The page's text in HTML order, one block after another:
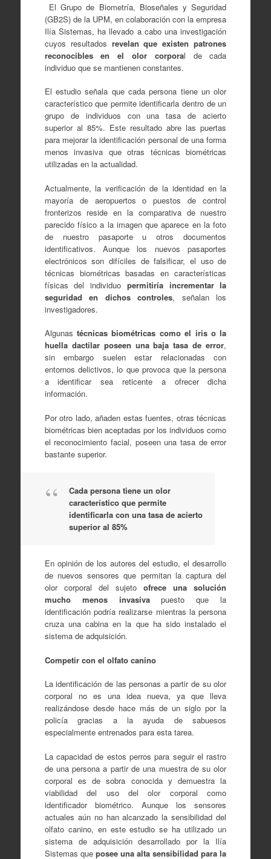
El Grupo de Biometría, Bioseñales y Seguridad
(GB2S) de la UPM, en colaboración con la empresa
Ilía Sistemas, ha llevado a cabo una investigación
cuyos resultados revelan que existen patrones
reconocibles en el olor corporal de cada
individuo que se mantienen constantes.
El estudio señala que cada persona tiene un olor
característico que permite identificarla dentro de un
grupo de individuos con una tasa de acierto
superior al 85%. Este resultado abre las puertas
para mejorar la identificación personal de una forma
menos invasiva que otras técnicas biométricas
utilizadas en la actualidad.
Actualmente, la verificación de la identidad en la
mayoría de aeropuertos o puestos de control
fronterizos reside en la comparativa de nuestro
parecido físico a la imagen que aparece en la foto
de nuestro pasaporte u otros documentos
identificativos. Aunque los nuevos pasaportes
electrónicos son difíciles de falsificar, el uso de
técnicas biométricas basadas en características
físicas del individuo permitiría incrementar la
seguridad en dichos controles, señalan los
investigadores.
Algunas técnicas biométricas como el iris o la
huella dactilar poseen una baja tasa de error,
sin embargo suelen estar relacionadas con
entornos delictivos, lo que provoca que la persona
a identificar sea reticente a ofrecer dicha
información.
Por otro lado, añaden estas fuentes, otras técnicas
biométricas bien aceptadas por los individuos como
el reconocimiento facial, poseen una tasa de error
bastante superior.
Cada persona tiene un olor
característico que permite
identificarla con una tasa de acierto
superior al 85%
En opinión de los autores del estudio, el desarrollo
de nuevos sensores que permitan la captura del
olor corporal del sujetoofrece una solución
mucho menos invasivapuesto que la
identificación podría realizarse mientras la persona
cruza una cabina en la que ha sido instalado el
sistema de adquisición.
Competir con el olfato canino
La identificación de las personas a partir de su olor
corporal no es una idea nueva, ya que lleva
realizándose desde hace más de un siglo por la
policía gracias a la ayuda de sabuesos
especialmente entrenados para esta tarea.
La capacidad de estos perros para seguir el rastro
de una persona a partir de una muestra de su olor
corporal es de sobra conocida y demuestra la
viabilidad del uso del olor corporal como
identificador biométrico. Aunque los sensores
actuales aún no han alcanzado la sensibilidad del
olfato canino, en este estudio se ha utilizado un
sistema de adquisición desarrollado por la Ilía
Sistemas que posee una alta sensibilidad para la